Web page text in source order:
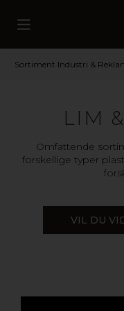
Sortiment Industri &
LIM
Omfattende
forskellige typer
VIL DU